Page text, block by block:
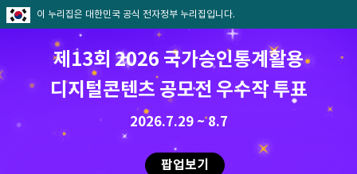
이 누리집은 대한민국 공식 전자정부 누리집입니다.
제13회 2026 국가승인통계활용
디지털콘텐츠 공모전 우수작 투표
2026.7.29 ~ 8.7
팝업보기